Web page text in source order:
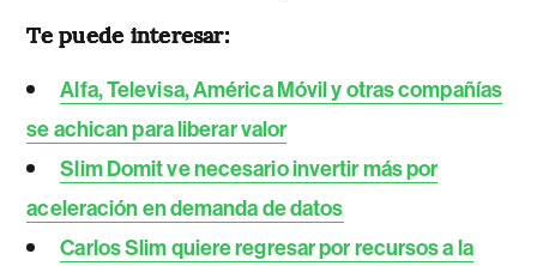
Te puede interesar:
Alfa, Televisa, América Móvil y otras compañías
se achican para liberar valor
Slim Domit ve necesario invertir más por
aceleración en demanda de datos
Carlos Slim quiere regresar por recursos a la